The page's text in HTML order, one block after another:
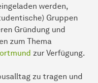
werden,
Gruppen
Gründung und
zum Thema
zur Verfügung.
zu tragen und